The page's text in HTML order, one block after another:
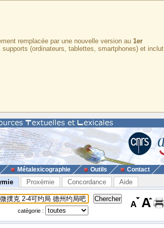
remplacée par une nouvelle version au 1er
(ordinateurs, tablettes, smartphones) et inclut
Métalexicographie Outils Contact
Proxémie Concordance Aide
catégorie :